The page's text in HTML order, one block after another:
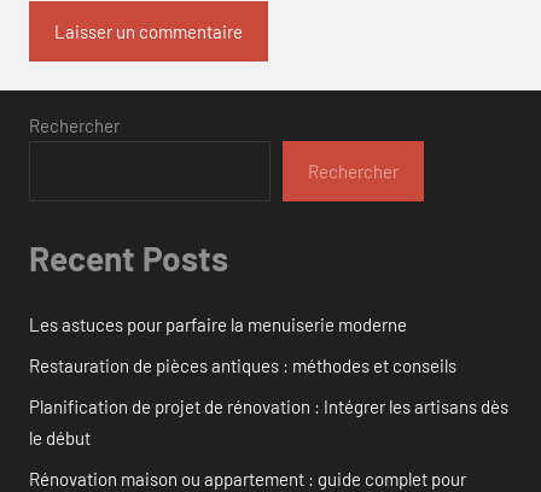
Rechercher
Rechercher
Recent Posts
Les astuces pour parfaire la menuiserie moderne
Restauration de pièces antiques : méthodes et conseils
Planification de projet de rénovation : Intégrer les artisans dès
le début
Rénovation maison ou appartement : guide complet pour